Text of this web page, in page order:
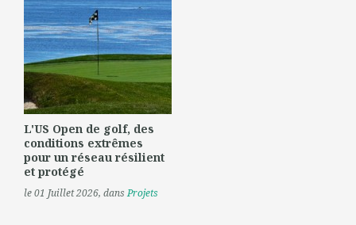
L'US Open de golf, des
conditions extrêmes
pour un réseau résilient
et protégé
le 01 Juillet 2026, dansProjets